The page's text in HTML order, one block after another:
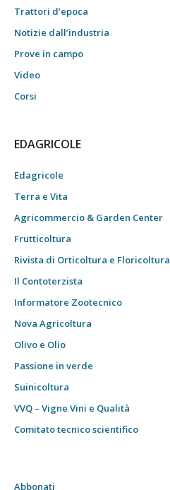
Trattori d’epoca
Notizie dall’industria
Prove in campo
Video
Corsi
EDAGRICOLE
Edagricole
Terra e Vita
Agricommercio & Garden Center
Frutticoltura
Rivista di Orticoltura e Floricoltura
Il Contoterzista
Informatore Zootecnico
Nova Agricoltura
Olivo e Olio
Passione in verde
Suinicoltura
VVQ – Vigne Vini e Qualità
Comitato tecnico scientifico
Abbonati